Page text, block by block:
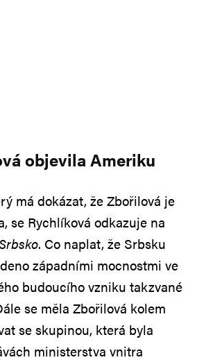
objevila Ameriku
má dokázat, že Zbořilová je
se Rychlíková odkazuje na
. Co naplat, že Srbsku
západními mocnostmi ve
budoucího vzniku takzvané
se měla Zbořilová kolem
se skupinou, která byla
ministerstva vnitra